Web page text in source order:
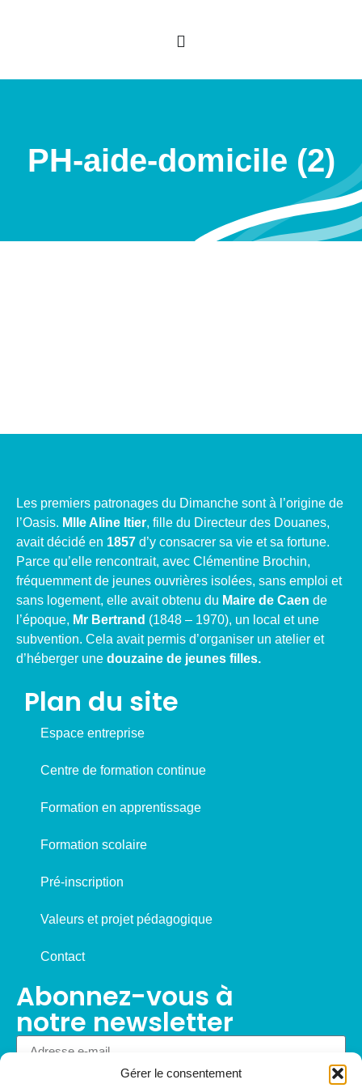
Gérer le consentement
PH-aide-domicile (2)
Les premiers patronages du Dimanche sont à l’origine de
l’Oasis. Mlle Aline Itier, fille du Directeur des Douanes,
avait décidé en 1857 d’y consacrer sa vie et sa fortune.
Parce qu’elle rencontrait, avec Clémentine Brochin,
fréquemment de jeunes ouvrières isolées, sans emploi et
sans logement, elle avait obtenu du Maire de Caen de
l’époque, Mr Bertrand (1848 – 1970), un local et une
subvention. Cela avait permis d’organiser un atelier et
d’héberger une douzaine de jeunes filles.
Plan du site
Espace entreprise
Centre de formation continue
Formation en apprentissage
Formation scolaire
Pré-inscription
Valeurs et projet pédagogique
Contact
Abonnez-vous à
notre newsletter